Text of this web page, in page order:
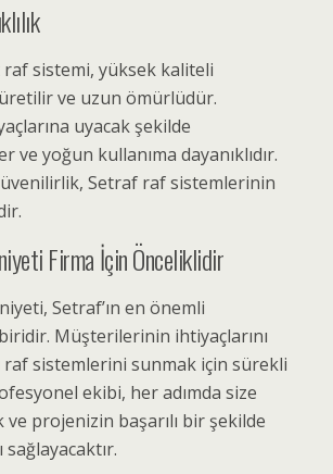
raf sistemi, yüksek kaliteli
ve uzun ömürlüdür.
uyacak şekilde
yoğun kullanıma dayanıklıdır.
Setraf raf sistemlerinin
Firma İçin Önceliklidir
Setraf’ın en önemli
Müşterilerinin ihtiyaçlarını
sistemlerini sunmak için sürekli
ekibi, her adımda size
projenizin başarılı bir şekilde
sağlayacaktır.